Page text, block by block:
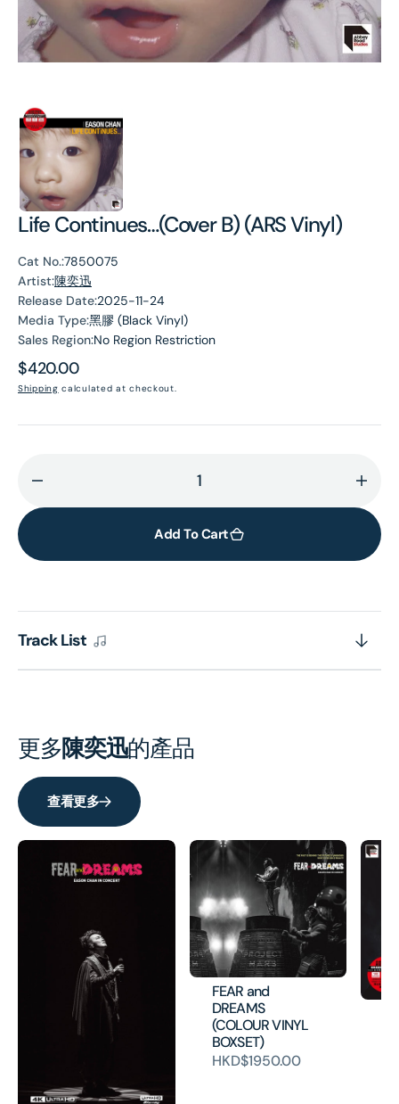
Life Continues…(Cover B) (ARS Vinyl)
Cat No.:7850075
Artist:陳奕迅
Release Date:2025-11-24
Media Type:黑膠 (Black Vinyl)
Sales Region:No Region Restriction
Regular
price
$420.00
Shipping calculated at checkout.
quantity
Life
B)
(ARS
for
Life
B)
(ARS
Add To Cart
Track List
更多陳奕迅的產品
查看更多
FEAR and
DREAMS
(COLOUR VINYL
BOXSET)
HKD$1950.00